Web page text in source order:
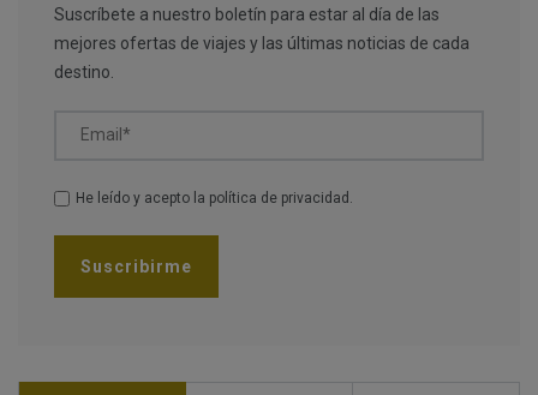
Suscríbete a nuestro boletín para estar al día de las
mejores ofertas de viajes y las últimas noticias de cada
destino.
Email*
He leído y acepto la política de privacidad .